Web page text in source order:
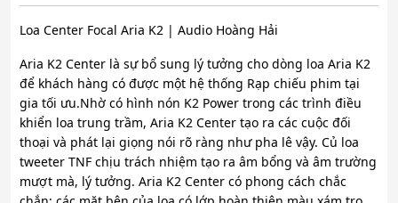
Loa Center Focal Aria K2 | Audio Hoàng Hải
Aria K2 Center là sự bổ sung lý tưởng cho dòng loa Aria K2
để khách hàng có được một hệ thống Rạp chiếu phim tại
gia tối ưu.Nhờ có hình nón K2 Power trong các trình điều
khiển loa trung trầm, Aria K2 Center tạo ra các cuộc đối
thoại và phát lại giọng nói rõ ràng như pha lê vậy. Củ loa
tweeter TNF chịu trách nhiệm tạo ra âm bổng và âm trường
mượt mà, lý tưởng. Aria K2 Center có phong cách chắc